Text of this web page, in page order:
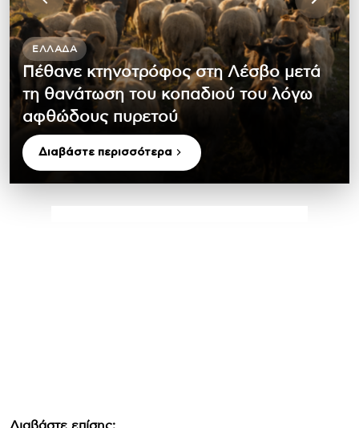
ΕΛΛΆΔΑ
Πέθανε κτηνοτρόφος στη Λέσβο μετά
τη θανάτωση του κοπαδιού του λόγω
αφθώδους πυρετού
Διαβάστε περισσότερα
Διαβάστε επίσης: